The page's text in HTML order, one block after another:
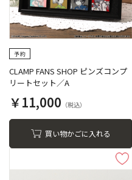
CLAMP FANS SHOP ピンズコンプ
リートセット／A
￥11,000
買い物かごに入れる